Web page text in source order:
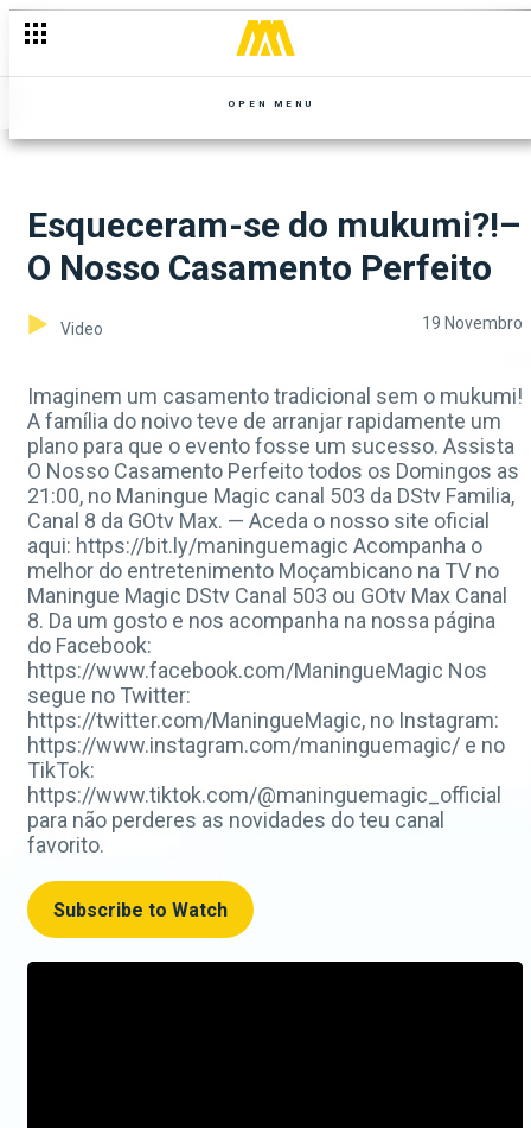
OPEN MENU
Esqueceram-se do mukumi?!–
O Nosso Casamento Perfeito
Video 19 Novembro
Imaginem um casamento tradicional sem o mukumi!
A família do noivo teve de arranjar rapidamente um
plano para que o evento fosse um sucesso. Assista
O Nosso Casamento Perfeito todos os Domingos as
21:00, no Maningue Magic canal 503 da DStv Familia,
Canal 8 da GOtv Max. — Aceda o nosso site oficial
aqui: https://bit.ly/maninguemagic Acompanha o
melhor do entretenimento Moçambicano na TV no
Maningue Magic DStv Canal 503 ou GOtv Max Canal
8. Da um gosto e nos acompanha na nossa página
do Facebook:
https://www.facebook.com/ManingueMagic Nos
segue no Twitter:
https://twitter.com/ManingueMagic, no Instagram:
https://www.instagram.com/maninguemagic/ e no
TikTok:
https://www.tiktok.com/@maninguemagic_official
para não perderes as novidades do teu canal
favorito.
Subscribe to Watch